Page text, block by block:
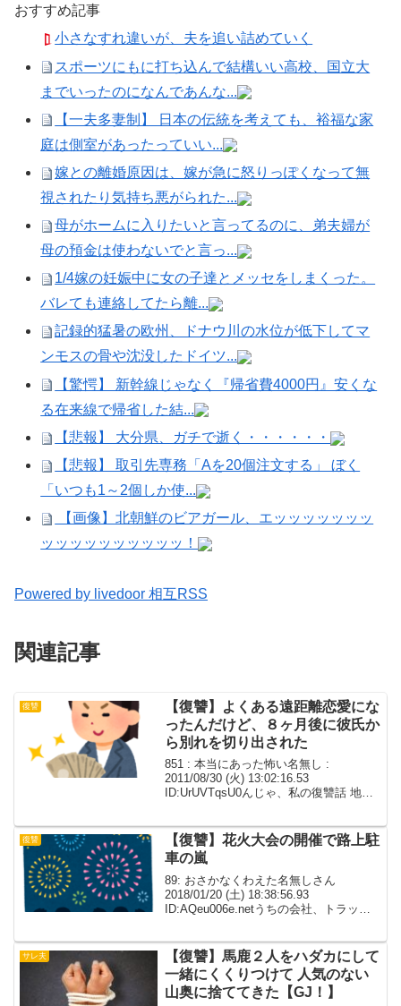
おすすめ記事
小さなすれ違いが、夫を追い詰めていく
スポーツにもに打ち込んで結構いい高校、国立大
までいったのになんであんな...
【一夫多妻制】 日本の伝統を考えても、裕福な家
庭は側室があったっていい...
嫁との離婚原因は、嫁が急に怒りっぽくなって無
視されたり気持ち悪がられた...
母がホームに入りたいと言ってるのに、弟夫婦が
母の預金は使わないでと言っ...
1/4嫁の妊娠中に女の子達とメッセをしまくった。
バレても連絡してたら離...
記録的猛暑の欧州、ドナウ川の水位が低下してマ
ンモスの骨や沈没したドイツ...
【驚愕】 新幹線じゃなく『帰省費4000円』安くな
る在来線で帰省した結...
【悲報】 大分県、ガチで逝く・・・・・・
【悲報】 取引先専務「Aを20個注文する」 ぼく
「いつも1～2個しか使...
【画像】北朝鮮のビアガール、エッッッッッッッ
ッッッッッッッッッッ！
Powered by livedoor 相互RSS
関連記事
復讐
【復讐】よくある遠距離恋愛にな
ったんだけど、８ヶ月後に彼氏か
ら別れを切り出された
851 : 本当にあった怖い名無し :
2011/08/30 (火) 13:02:16.53
ID:UrUVTqsU0んじゃ、私の復讐話 地方
り、私はそのまま地方に残...
復讐
【復讐】花火大会の開催で路上駐
車の嵐
89: おさかなくわえた名無しさん
2018/01/20 (土) 18:38:56.93
ID:AQeu006e.netうちの会社、トラック
と近いけど周りにコインパ...
サレ夫
【復讐】馬鹿２人をハダカにして
一緒にくくりつけて 人気のない
山奥に捨ててきた【GJ！】